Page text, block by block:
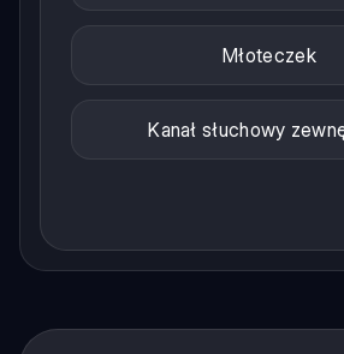
Młoteczek
Kanał słuchowy